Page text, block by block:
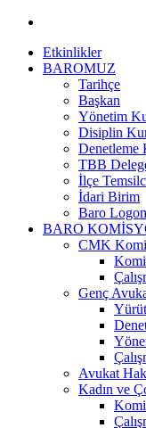
Etkinlikler
BAROMUZ
Tarihçe
Başkan
Yönetim
Disiplin
Denetleme
TBB
İlçe
İdari Birim
Baro
BARO
CMK
Genç
Avukat
Kadın ve